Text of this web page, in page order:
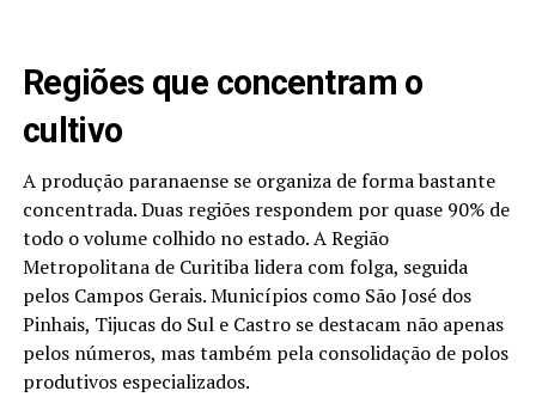
Regiões que concentram o
cultivo
A produção paranaense se organiza de forma bastante
concentrada. Duas regiões respondem por quase 90% de
todo o volume colhido no estado. A Região
Metropolitana de Curitiba lidera com folga, seguida
pelos Campos Gerais. Municípios como São José dos
Pinhais, Tijucas do Sul e Castro se destacam não apenas
pelos números, mas também pela consolidação de polos
produtivos especializados.